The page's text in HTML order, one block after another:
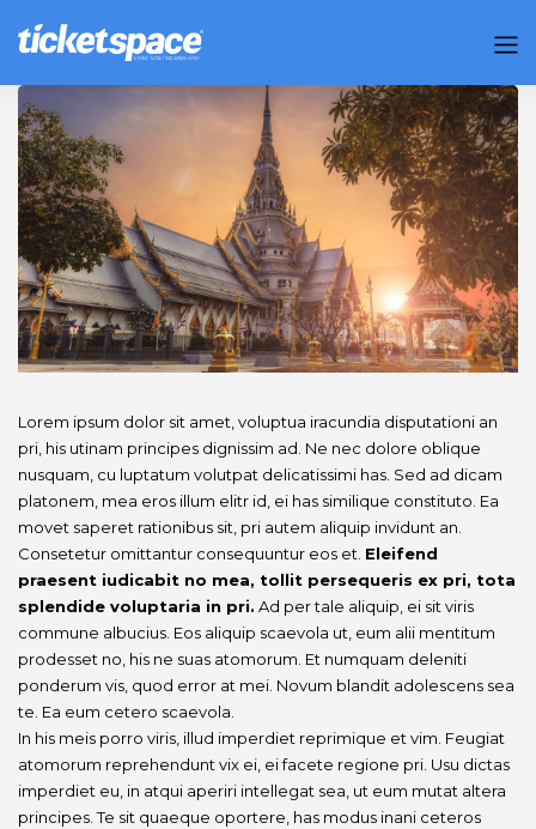
Lorem ipsum dolor sit amet, voluptua iracundia disputationi an
pri, his utinam principes dignissim ad. Ne nec dolore oblique
nusquam, cu luptatum volutpat delicatissimi has. Sed ad dicam
platonem, mea eros illum elitr id, ei has similique constituto. Ea
movet saperet rationibus sit, pri autem aliquip invidunt an.
Consetetur omittantur consequuntur eos et. Eleifend
praesent iudicabit no mea, tollit persequeris ex pri, tota
splendide voluptaria in pri. Ad per tale aliquip, ei sit viris
commune albucius. Eos aliquip scaevola ut, eum alii mentitum
prodesset no, his ne suas atomorum. Et numquam deleniti
ponderum vis, quod error at mei. Novum blandit adolescens sea
te. Ea eum cetero scaevola.
In his meis porro viris, illud imperdiet reprimique et vim. Feugiat
atomorum reprehendunt vix ei, ei facete regione pri. Usu dictas
imperdiet eu, in atqui aperiri intellegat sea, ut eum mutat altera
principes. Te sit quaeque oportere, has modus inani ceteros